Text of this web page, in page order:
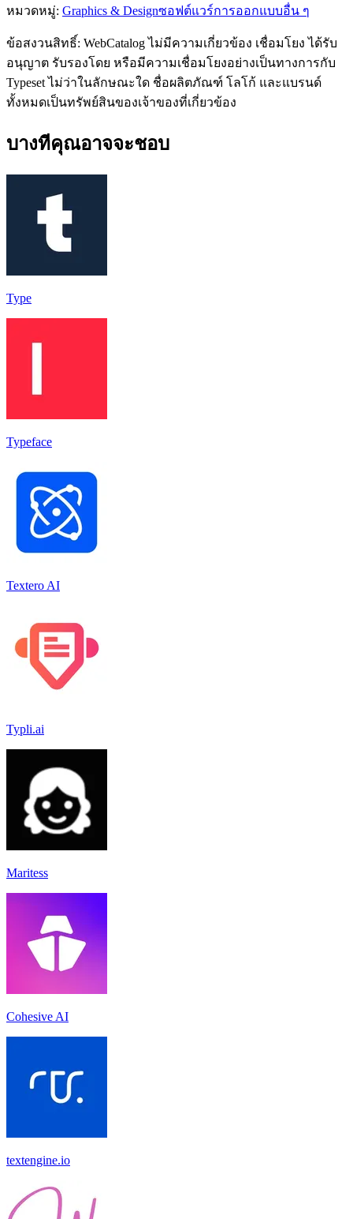
หมวดหมู่: Graphics & Designซอฟต์แวร์การออกแบบอื่น ๆ
ข้อสงวนสิทธิ์: WebCatalog ไม่มีความเกี่ยวข้อง เชื่อมโยง ได้รับ
อนุญาต รับรองโดย หรือมีความเชื่อมโยงอย่างเป็นทางการกับ
Typeset ไม่ว่าในลักษณะใด ชื่อผลิตภัณฑ์ โลโก้ และแบรนด์
ทั้งหมดเป็นทรัพย์สินของเจ้าของที่เกี่ยวข้อง
บางทีคุณอาจจะชอบ
Type
Typeface
Textero AI
Typli.ai
Maritess
Cohesive AI
textengine.io